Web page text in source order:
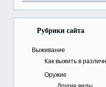
Рубрики сайта
Выживание
Как выжить в
Оружие